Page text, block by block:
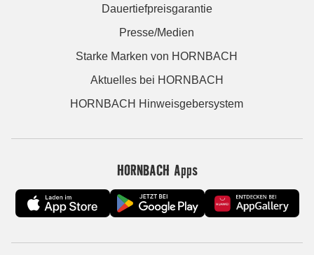
Dauertiefpreisgarantie
Presse/Medien
Starke Marken von HORNBACH
Aktuelles bei HORNBACH
HORNBACH Hinweisgebersystem
HORNBACH Apps